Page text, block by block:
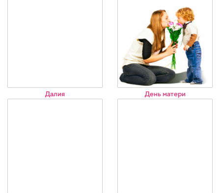
Далия День матери